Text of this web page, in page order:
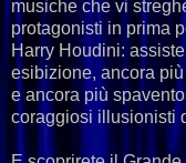
musiche che vi
protagonisti in prima
Harry Houdini:
esibizione, ancora
e ancora più
coraggiosi illusionisti